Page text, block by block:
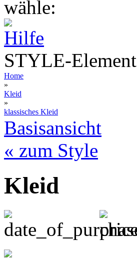
wähle:
STYLE-Element
Home
»
Kleid
»
klassisches Kleid
Basisansicht
« zum Style
Kleid